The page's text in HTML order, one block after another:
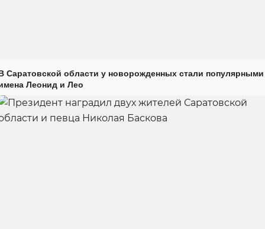
Саратовской области у новорожденных стали популярными
Леонид и Лео